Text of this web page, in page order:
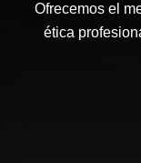
Ofrecemos el
ética